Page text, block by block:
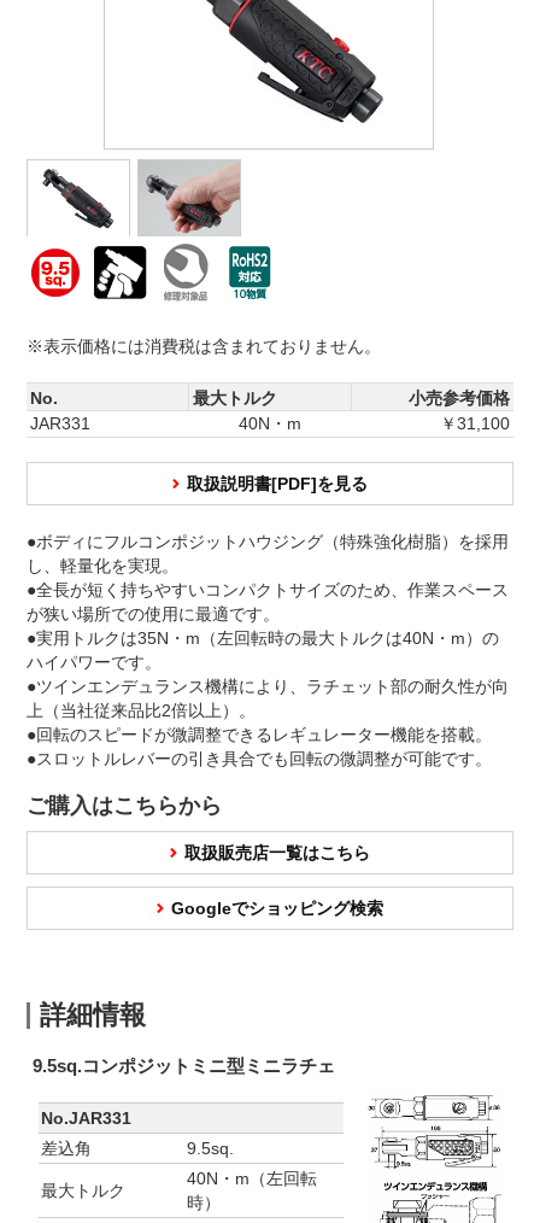
※表示価格には消費税は含まれておりません。
No. 最大トルク
小売参考価格
JAR331
40N・m ￥31,100
取扱説明書[PDF]を見る
●ボディにフルコンポジットハウジング（特殊強化樹脂）を採用
し、軽量化を実現。
●全長が短く持ちやすいコンパクトサイズのため、作業スペース
が狭い場所での使用に最適です。
●実用トルクは35N・m（左回転時の最大トルクは40N・m）の
ハイパワーです。
●ツインエンデュランス機構により、ラチェット部の耐久性が向
上（当社従来品比2倍以上）。
●回転のスピードが微調整できるレギュレーター機能を搭載。
●スロットルレバーの引き具合でも回転の微調整が可能です。
ご購入はこちらから
取扱販売店一覧はこちら
Googleでショッピング検索
詳細情報
9.5sq.コンポジットミニ型ミニラチェ
No.JAR331
差込角
9.5sq.
最大トルク
40N・m（左回転
時）